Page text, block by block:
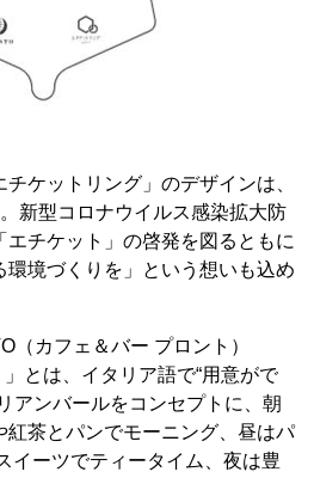
ケットリング」のデザインは、
新型コロナウイルス感染拡大防
エチケット」の啓発を図るともに
環境づくりを」という想いも込め
（カフェ＆バー プロント）
とは、イタリア語で“用意がで
アンバールをコンセプトに、朝
紅茶とパンでモーニング、昼はパ
イーツでティータイム、夜は豊